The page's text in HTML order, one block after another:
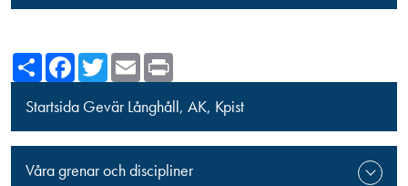
Startsida Gevär Långhåll, AK, Kpist
Våra grenar och discipliner
ShareFacebook
TwitterEmail